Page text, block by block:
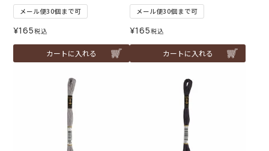
メール便30個まで可
¥165税込
カートに入れる
メール便30個まで可
¥165税込
カートに入れる